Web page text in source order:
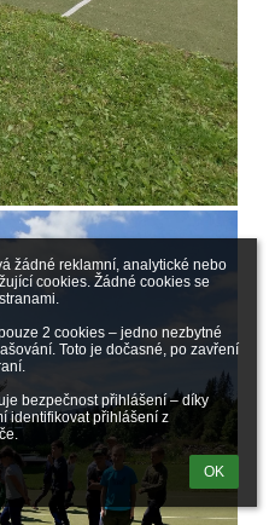
žádné reklamní, analytické nebo
cookies. Žádné cookies se
2 cookies – jedno nezbytné
Toto je dočasné, po zavření
bezpečnost přihlášení – díky
identifikovat přihlášení z
OK